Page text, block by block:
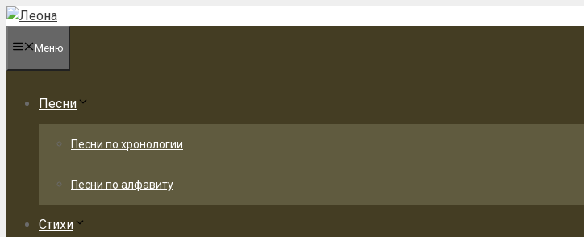
Перейти
содержимому
Меню
Песни
Песни по хронологии
Песни по алфавиту
Стихи